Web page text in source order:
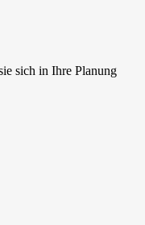
sich in Ihre Planung